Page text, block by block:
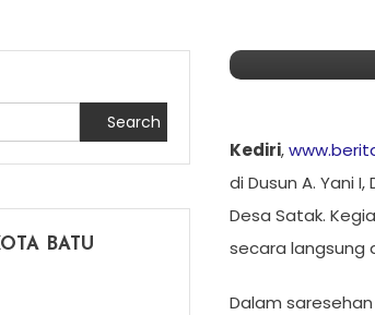
Kediri,
di Dusun A. Yani
Desa Satak.
secara langsung
Dalam
Search
BATU